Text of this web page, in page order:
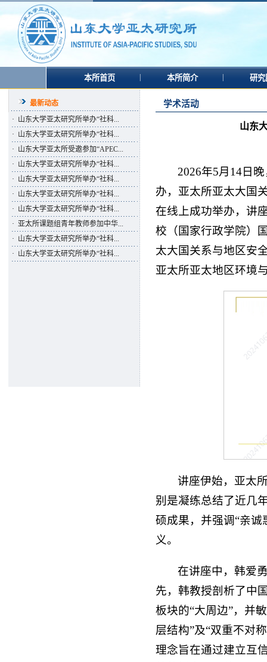
本所首页 本所简介 研
最新动态
· 山东大学亚太研究所举办“社科...
· 山东大学亚太研究所举办“社科...
· 山东大学亚太所受邀参加“APEC...
· 山东大学亚太研究所举办“社科...
· 山东大学亚太研究所举办“社科...
· 山东大学亚太研究所举办“社科...
· 山东大学亚太研究所举办“社科...
· 亚太所课题组青年教师参加中华...
· 山东大学亚太研究所举办“社科...
· 山东大学亚太研究所举办“社科...
学术活动
山东
2026年5月14日
办，亚太所亚太大国
在线上成功举办，讲
校（国家行政学院）
太大国关系与地区安
亚太所亚太地区环境
讲座伊始，亚太
别是凝练总结了近几
硕成果，并强调“亲
义。
在讲座中，韩爱
先，韩教授剖析了中
板块的“大周边”，并
层结构”及“双重不对
理念旨在通过建立互